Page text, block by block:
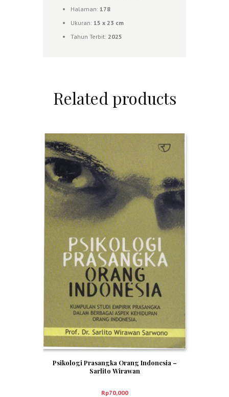
Halaman: 178
Ukuran: 15 x 23 cm
Tahun Terbit: 2025
Related products
Psikologi Prasangka Orang Indonesia –
Sarlito Wirawan
Rp70,000